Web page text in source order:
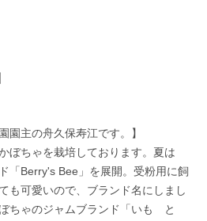
園主の舟久保寿江です。】
ぼちゃを栽培しております。夏は
「Berry's Bee」を展開。受粉用に飼
も可愛いので、ブランド名にしまし
ちゃのジャムブランド「いも　と